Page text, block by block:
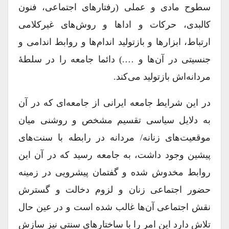
سطوح مادی و عملی (رفتارهای اجتماعی، فنون
کالبدی، حرکات و اداها و روش‌های غیر‌کلامی
ارتباط، ابزارها و بازتولید اندام‌ها و روابط اندامی و
جنسیتی در آن‌ها و ….) دائما جامعه را در سلطۀ
مردانه‌اش بازتولید می‌کند.
در این شرایط جامعه ایرانی از جامعه‌ای که در آن
به دلایل سیاسی تقسیم مشخص و روشنی میان
موقعیت‌های زنانه/ مردانه در رابطه با سنت‌های
پیشین وجود داشت، به جامعه رسید که در آن این
روابط مخدوش شده و گفتمان پیشرویی در زمینه
حضور اجتماعی زنان و لزوم دخالت و گسترش
نقش اجتماعی آن‌ها غالب شده است و در عین حال
تلاش دارد این امر را با ساختارهای سنتی نیز سازش